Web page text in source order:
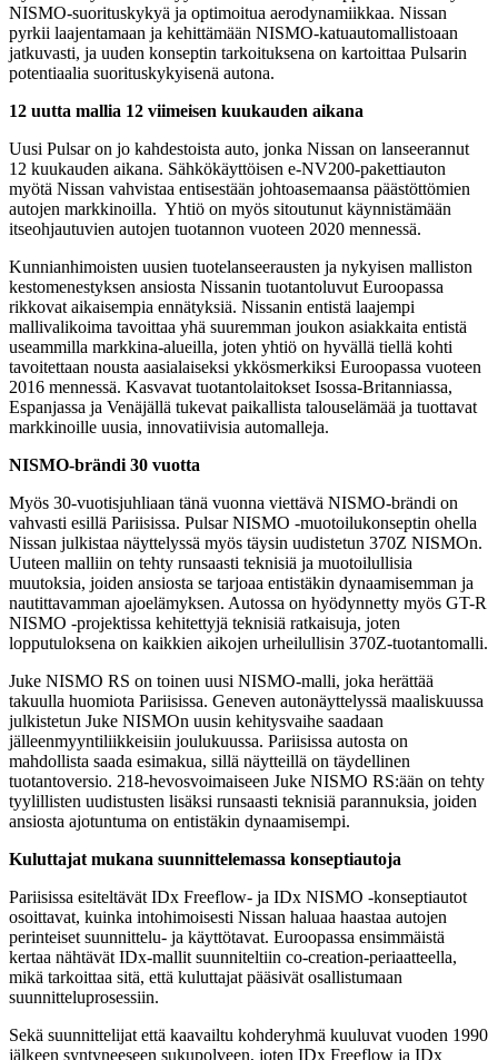
NISMO-suorituskykyä ja optimoitua aerodynamiikkaa. Nissan
pyrkii laajentamaan ja kehittämään NISMO-katuautomallistoaan
jatkuvasti, ja uuden konseptin tarkoituksena on kartoittaa Pulsarin
potentiaalia suorituskykyisenä autona.
12 uutta mallia 12 viimeisen kuukauden aikana
Uusi Pulsar on jo kahdestoista auto, jonka Nissan on lanseerannut
12 kuukauden aikana. Sähkökäyttöisen e-NV200-pakettiauton
myötä Nissan vahvistaa entisestään johtoasemaansa päästöttömien
autojen markkinoilla. Yhtiö on myös sitoutunut käynnistämään
itseohjautuvien autojen tuotannon vuoteen 2020 mennessä.
Kunnianhimoisten uusien tuotelanseerausten ja nykyisen malliston
kestomenestyksen ansiosta Nissanin tuotantoluvut Euroopassa
rikkovat aikaisempia ennätyksiä. Nissanin entistä laajempi
mallivalikoima tavoittaa yhä suuremman joukon asiakkaita entistä
useammilla markkina-alueilla, joten yhtiö on hyvällä tiellä kohti
tavoitettaan nousta aasialaiseksi ykkösmerkiksi Euroopassa vuoteen
2016 mennessä. Kasvavat tuotantolaitokset Isossa-Britanniassa,
Espanjassa ja Venäjällä tukevat paikallista talouselämää ja tuottavat
markkinoille uusia, innovatiivisia automalleja.
NISMO-brändi 30 vuotta
Myös 30-vuotisjuhliaan tänä vuonna viettävä NISMO-brändi on
vahvasti esillä Pariisissa. Pulsar NISMO -muotoilukonseptin ohella
Nissan julkistaa näyttelyssä myös täysin uudistetun 370Z NISMOn.
Uuteen malliin on tehty runsaasti teknisiä ja muotoilullisia
muutoksia, joiden ansiosta se tarjoaa entistäkin dynaamisemman ja
nautittavamman ajoelämyksen. Autossa on hyödynnetty myös GT-R
NISMO -projektissa kehitettyjä teknisiä ratkaisuja, joten
lopputuloksena on kaikkien aikojen urheilullisin 370Z-tuotantomalli.
Juke NISMO RS on toinen uusi NISMO-malli, joka herättää
takuulla huomiota Pariisissa. Geneven autonäyttelyssä maaliskuussa
julkistetun Juke NISMOn uusin kehitysvaihe saadaan
jälleenmyyntiliikkeisiin joulukuussa. Pariisissa autosta on
mahdollista saada esimakua, sillä näytteillä on täydellinen
tuotantoversio. 218-hevosvoimaiseen Juke NISMO RS:ään on tehty
tyylillisten uudistusten lisäksi runsaasti teknisiä parannuksia, joiden
ansiosta ajotuntuma on entistäkin dynaamisempi.
Kuluttajat mukana suunnittelemassa konseptiautoja
Pariisissa esiteltävät IDx Freeflow- ja IDx NISMO -konseptiautot
osoittavat, kuinka intohimoisesti Nissan haluaa haastaa autojen
perinteiset suunnittelu- ja käyttötavat. Euroopassa ensimmäistä
kertaa nähtävät IDx-mallit suunniteltiin co-creation-periaatteella,
mikä tarkoittaa sitä, että kuluttajat pääsivät osallistumaan
suunnitteluprosessiin.
Sekä suunnittelijat että kaavailtu kohderyhmä kuuluvat vuoden 1990
jälkeen syntyneeseen sukupolveen, joten IDx Freeflow ja IDx